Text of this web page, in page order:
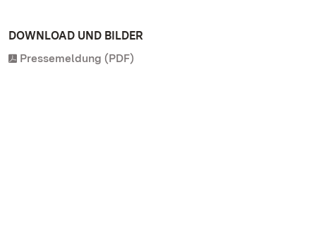
DOWNLOAD UND BILDER
Pressemeldung (PDF)